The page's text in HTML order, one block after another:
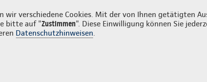
wir verschiedene Cookies. Mit der von Ihnen getätigten
bitte auf "Zustimmen". Diese Einwilligung können Sie
Datenschutzhinweisen.
Firmenkunden